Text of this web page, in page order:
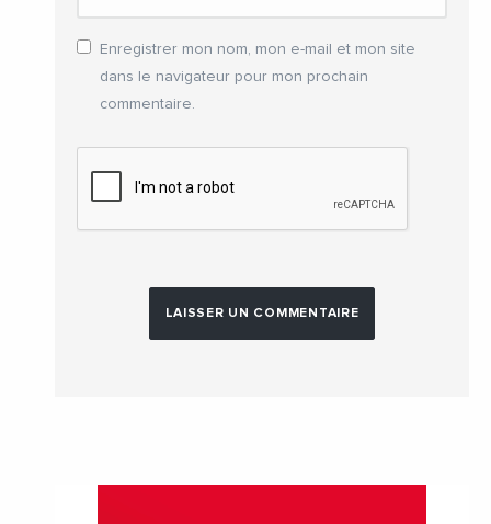
Enregistrer mon nom, mon e-mail et mon site
dans le navigateur pour mon prochain
commentaire.